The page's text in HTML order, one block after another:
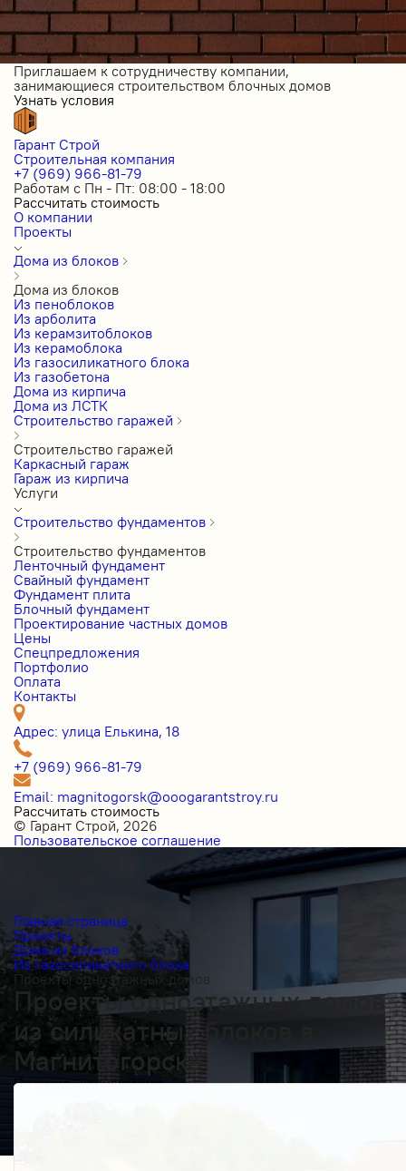
Приглашаем к сотрудничеству компании,
занимающиеся строительством блочных домов
Узнать условия
Гарант Строй
Строительная компания
+7 (969) 966-81-79
Работам с Пн - Пт: 08:00 - 18:00
Рассчитать стоимость
О компании
Проекты
Дома из блоков
Дома из блоков
Из пеноблоков
Из арболита
Из керамзитоблоков
Из керамоблока
Из газосиликатного блока
Из газобетона
Дома из кирпича
Дома из ЛСТК
Строительство гаражей
Строительство гаражей
Каркасный гараж
Гараж из кирпича
Услуги
Строительство фундаментов
Строительство фундаментов
Ленточный фундамент
Свайный фундамент
Фундамент плита
Блочный фундамент
Проектирование частных домов
Цены
Cпецпредложения
Портфолио
Оплата
Контакты
Адрес: улица Елькина, 18
+7 (969) 966-81-79
Email: magnitogorsk@ooogarantstroy.ru
Рассчитать стоимость
© Гарант Строй, 2026
Пользовательское соглашение
Главная страница
Проекты
Дома из блоков
Из газосиликатного блока
Проекты одноэтажных домов
Проекты одноэтажных домов
из силикатных блоков в
Магнитогорске
Получить косультацию